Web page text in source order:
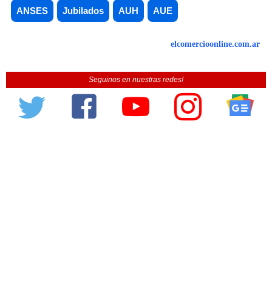
ANSES Jubilados AUH AUE
elcomercioonline.com.ar
Seguinos en nuestras redes!